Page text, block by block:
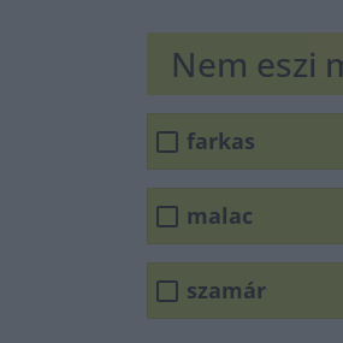
Nem eszi
farkas
malac
szamár